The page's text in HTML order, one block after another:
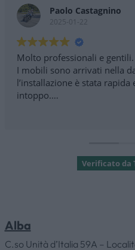
Paolo Castagnino
2025-01-22
Molto professionali e gentili.
I mobili sono arrivati nella
l’installazione è stata rapida
intoppo.
Verificato da
Alba
C.so Unità d’Italia 59A –